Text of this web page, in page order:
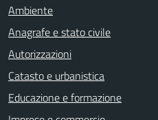
Ambiente
Anagrafe e stato civile
Autorizzazioni
Catasto e urbanistica
Educazione e formazione